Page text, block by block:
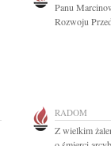
Panu
Rozwoju
RADOM
Z wielkim